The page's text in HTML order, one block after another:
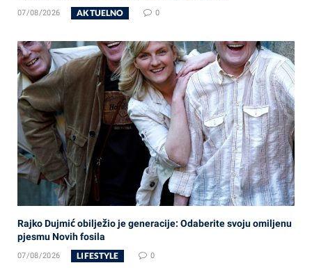
07/08/2026 AKTUELNO 0
Rajko Dujmić obilježio je generacije: Odaberite svoju omiljenu
pjesmu Novih fosila
07/08/2026 LIFESTYLE 0